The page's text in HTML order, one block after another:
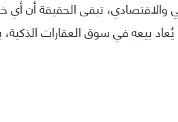
تبقى الحقيقة أن أي
يُعاد بيعه في سوق العقارات